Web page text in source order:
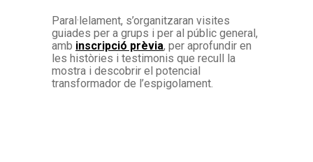
Paral·lelament, s’organitzaran visites
guiades per a grups i per al públic general,
amb inscripció prèvia, per aprofundir en
les històries i testimonis que recull la
mostra i descobrir el potencial
transformador de l’espigolament.